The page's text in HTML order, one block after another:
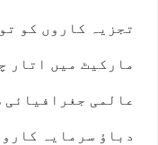
تجزیہ کاروں کو
مارکیٹ میں اتار
عالمی جغرافیائی
دباؤ سرمایہ